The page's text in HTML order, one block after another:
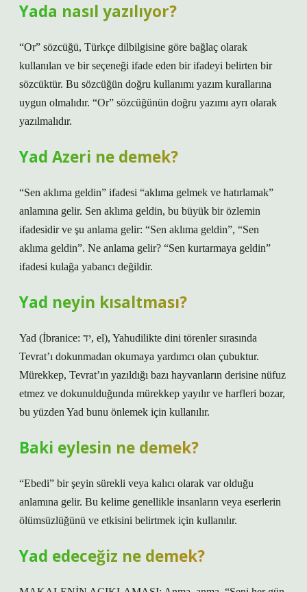
Yada nasıl yazılıyor?
“Or” sözcüğü, Türkçe dilbilgisine göre bağlaç olarak
kullanılan ve bir seçeneği ifade eden bir ifadeyi belirten bir
sözcüktür. Bu sözcüğün doğru kullanımı yazım kurallarına
uygun olmalıdır. “Or” sözcüğünün doğru yazımı ayrı olarak
yazılmalıdır.
Yad Azeri ne demek?
“Sen aklıma geldin” ifadesi “aklıma gelmek ve hatırlamak”
anlamına gelir. Sen aklıma geldin, bu büyük bir özlemin
ifadesidir ve şu anlama gelir: “Sen aklıma geldin”, “Sen
aklıma geldin”. Ne anlama gelir? “Sen kurtarmaya geldin”
ifadesi kulağa yabancı değildir.
Yad neyin kısaltması?
Yad (İbranice: יד, el), Yahudilikte dini törenler sırasında
Tevrat’ı dokunmadan okumaya yardımcı olan çubuktur.
Mürekkep, Tevrat’ın yazıldığı bazı hayvanların derisine nüfuz
etmez ve dokunulduğunda mürekkep yayılır ve harfleri bozar,
bu yüzden Yad bunu önlemek için kullanılır.
Baki eylesin ne demek?
“Ebedi” bir şeyin sürekli veya kalıcı olarak var olduğu
anlamına gelir. Bu kelime genellikle insanların veya eserlerin
ölümsüzlüğünü ve etkisini belirtmek için kullanılır.
Yad edeceğiz ne demek?